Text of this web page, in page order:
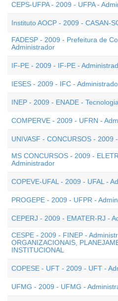
CEPS-UFPA - 2009 - UFPA -
Instituto AOCP - 2009 - CASAN-
FADESP - 2009 - Prefeitura de
Administrador
IF-PE - 2009 - IF-PE -
IESES - 2009 - IFC -
INEP - 2009 - ENADE -
COMPERVE - 2009 - UFRN -
UNIVASF - CONCURSOS - 2009
MS CONCURSOS - 2009 -
Administrador
COPEVE-UFAL - 2009 - UFAL -
PROGEPE - 2009 - UFPR -
CEPERJ - 2009 - EMATER-RJ -
CESPE - 2009 - FINEP -
ORGANIZACIONAIS,
INSTITUCIONAL
COPESE - UFT - 2009 - UFT -
UFMG - 2009 - UFMG -